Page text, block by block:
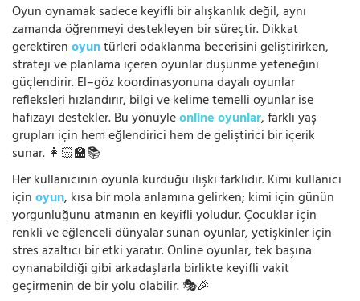
Oyun oynamak sadece keyifli bir alışkanlık değil, aynı
zamanda öğrenmeyi destekleyen bir süreçtir. Dikkat
gerektirenoyuntürleri odaklanma becerisini geliştirirken,
strateji ve planlama içeren oyunlar düşünme yeteneğini
güçlendirir. El–göz koordinasyonuna dayalı oyunlar
refleksleri hızlandırır, bilgi ve kelime temelli oyunlar ise
hafızayı destekler. Bu yönüyleonline oyunlar, farklı yaş
grupları için hem eğlendirici hem de geliştirici bir içerik
sunar. 👩🏻‍🏫📚
Her kullanıcının oyunla kurduğu ilişki farklıdır. Kimi kullanıcı
içinoyun, kısa bir mola anlamına gelirken; kimi için günün
yorgunluğunu atmanın en keyifli yoludur. Çocuklar için
renkli ve eğlenceli dünyalar sunan oyunlar, yetişkinler için
stres azaltıcı bir etki yaratır. Online oyunlar, tek başına
oynanabildiği gibi arkadaşlarla birlikte keyifli vakit
geçirmenin de bir yolu olabilir. 🎭🎉